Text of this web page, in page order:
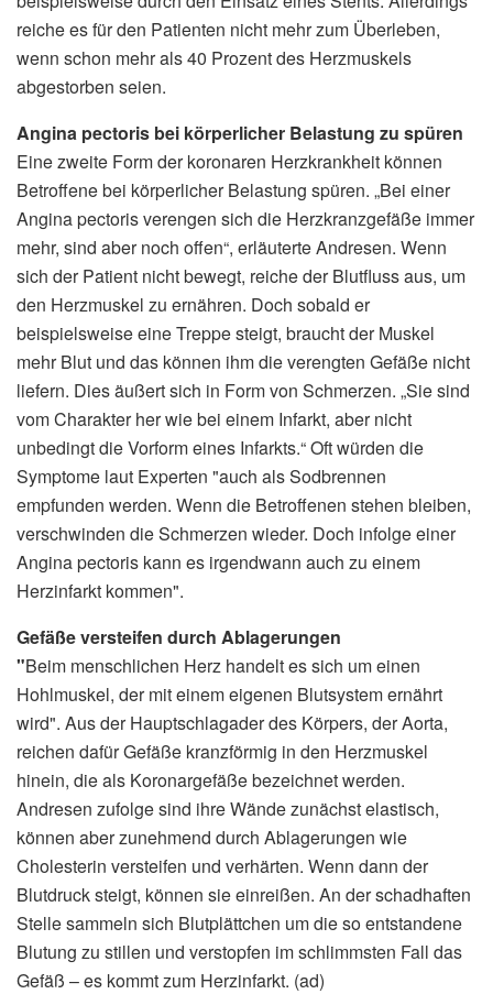
reiche es für den Patienten nicht mehr zum Überleben,
wenn schon mehr als 40 Prozent des Herzmuskels
abgestorben seien.
Angina pectoris bei körperlicher Belastung zu spüren
Eine zweite Form der koronaren Herzkrankheit können
Betroffene bei körperlicher Belastung spüren. „Bei einer
Angina pectoris verengen sich die Herzkranzgefäße immer
mehr, sind aber noch offen“, erläuterte Andresen. Wenn
sich der Patient nicht bewegt, reiche der Blutfluss aus, um
den Herzmuskel zu ernähren. Doch sobald er
beispielsweise eine Treppe steigt, braucht der Muskel
mehr Blut und das können ihm die verengten Gefäße nicht
liefern. Dies äußert sich in Form von Schmerzen. „Sie sind
vom Charakter her wie bei einem Infarkt, aber nicht
unbedingt die Vorform eines Infarkts.“ Oft würden die
Symptome laut Experten "auch als Sodbrennen
empfunden werden. Wenn die Betroffenen stehen bleiben,
verschwinden die Schmerzen wieder. Doch infolge einer
Angina pectoris kann es irgendwann auch zu einem
Herzinfarkt kommen".
Gefäße versteifen durch Ablagerungen
"Beim menschlichen Herz handelt es sich um einen
Hohlmuskel, der mit einem eigenen Blutsystem ernährt
wird". Aus der Hauptschlagader des Körpers, der Aorta,
reichen dafür Gefäße kranzförmig in den Herzmuskel
hinein, die als Koronargefäße bezeichnet werden.
Andresen zufolge sind ihre Wände zunächst elastisch,
können aber zunehmend durch Ablagerungen wie
Cholesterin versteifen und verhärten. Wenn dann der
Blutdruck steigt, können sie einreißen. An der schadhaften
Stelle sammeln sich Blutplättchen um die so entstandene
Blutung zu stillen und verstopfen im schlimmsten Fall das
Gefäß – es kommt zum Herzinfarkt. (ad)